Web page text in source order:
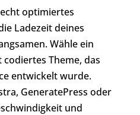
optimiertes
Ladezeit deines
Wähle ein
Theme, das
entwickelt wurde.
GeneratePress oder
und